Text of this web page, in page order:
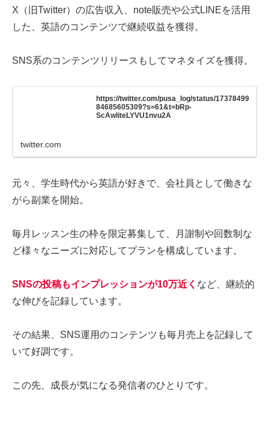
X（旧Twitter）の広告収入、note販売や公式LINEを活用
した、英語のコンテンツで継続収益を獲得。
SNS系のコンテンツリリースもしてマネタイズを獲得。
https://twitter.com/pusa_log/status/17378499
84685605309?s=61&t=bRp-
ScAwliteLYVU1nvu2A
twitter.com
元々、学生時代から英語が好きで、会社員として働きな
がら副業を開始。
毎月レッスン生の枠を限定募集して、月謝制や回数制な
ど様々なニーズに対応してプランを構成しています。
SNSの投稿もインプレッションが10万近く など、継続的
な伸びを記録しています。
その結果、SNS運用のコンテンツも毎月売上を記録して
いて好調です。
この先、成長が気になる発信者のひとりです。